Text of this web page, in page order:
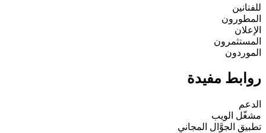
للفنانين
المطورون
الإعلان
المستثمرون
الموردون
روابط مفيدة
الدعم
مشغّل الويب
تطبيق الجوَّال المجاني